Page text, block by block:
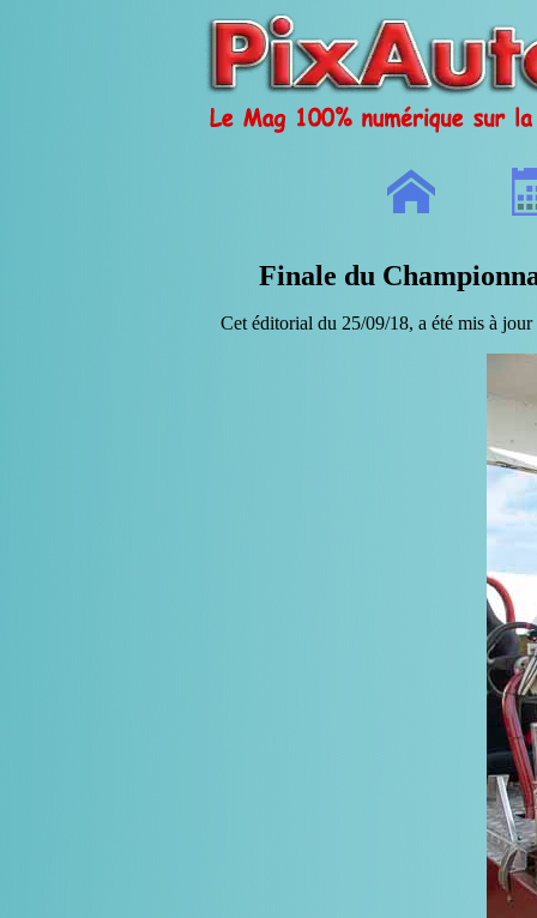
Finale du
Cet éditorial du 25/09/18, a été mis à